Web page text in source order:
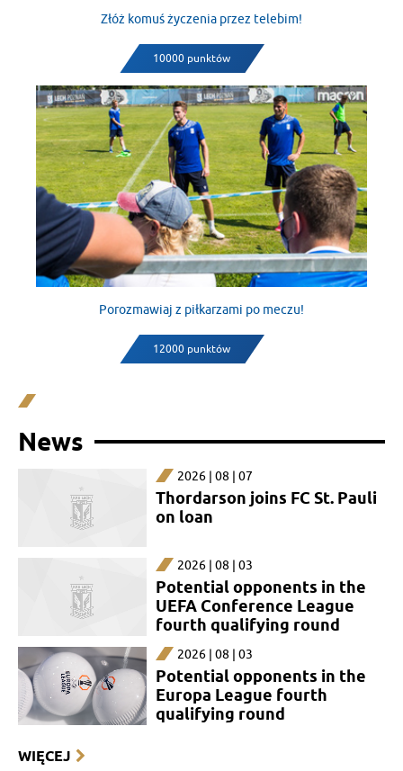
Złóż komuś życzenia przez telebim!
10000 punktów
Porozmawiaj z piłkarzami po meczu!
12000 punktów
News
2026 | 08 | 07
Thordarson joins FC St. Pauli
on loan
2026 | 08 | 03
Potential opponents in the
UEFA Conference League
fourth qualifying round
2026 | 08 | 03
Potential opponents in the
Europa League fourth
qualifying round
WIĘCEJ